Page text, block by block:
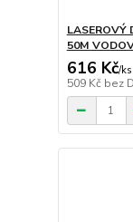
LASEROVÝ
50M
616 Kč/ks
509 Kč bez